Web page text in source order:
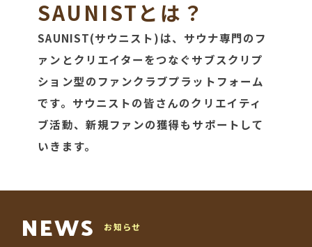
NEWS お知らせ